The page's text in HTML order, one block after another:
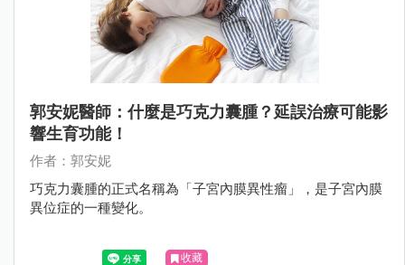
郭安妮醫師：什麼是巧克力囊腫？延誤治療可能影
響生育功能！
作者：郭安妮
巧克力囊腫的正式名稱為「子宮內膜異性瘤」，是子宮內膜
異位症的一種變化。
收藏